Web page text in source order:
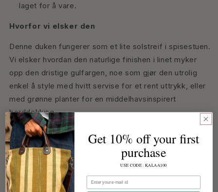
laget for å vare.
Hvorfor vi elsker den
Denne duken fungerer som et lite solstreif i spisestuen.
Vi elsker hvordan den naturlige finishen i linet myker
opp den dristige gulfargen, noe som gjør den utrolig
enkel å style med hvitt servise for et rent uttrykk, eller
med grønne planter for en middelhavsinspirert
borddekking.
Dele
Kundeanmeldelser
Get 10% off your first
purchase
USE CODE : KALAA100
e-post